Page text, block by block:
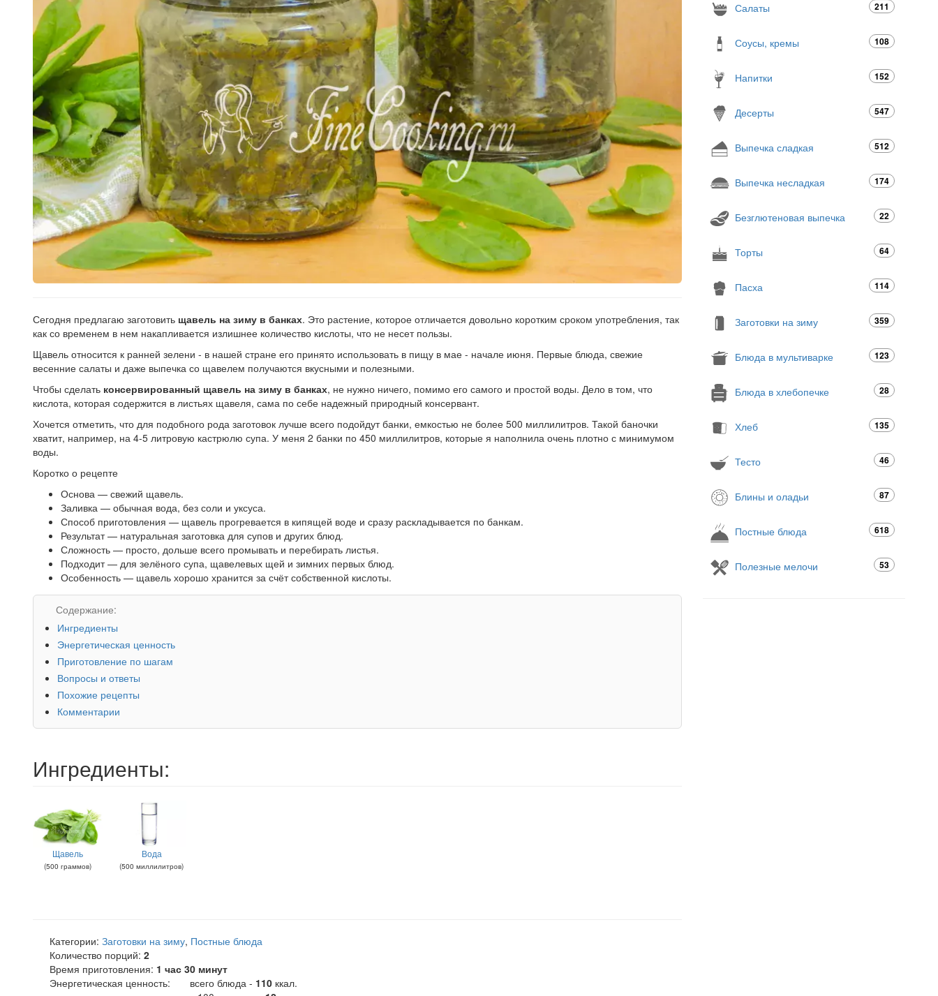
Сегодня предлагаю заготовить щавель на зиму в банках. Это растение, которое отличается довольно коротким сроком употребления, так
как со временем в нем накапливается излишнее количество кислоты, что не несет пользы.
Щавель относится к ранней зелени - в нашей стране его принято использовать в пищу в мае - начале июня. Первые блюда, свежие
весенние салаты и даже выпечка со щавелем получаются вкусными и полезными.
Чтобы сделать консервированный щавель на зиму в банках, не нужно ничего, помимо его самого и простой воды. Дело в том, что
кислота, которая содержится в листьях щавеля, сама по себе надежный природный консервант.
Хочется отметить, что для подобного рода заготовок лучше всего подойдут банки, емкостью не более 500 миллилитров. Такой баночки
хватит, например, на 4-5 литровую кастрюлю супа. У меня 2 банки по 450 миллилитров, которые я наполнила очень плотно с минимумом
воды.
Коротко о рецепте
Основа — свежий щавель.
Заливка — обычная вода, без соли и уксуса.
Способ приготовления — щавель прогревается в кипящей воде и сразу раскладывается по банкам.
Результат — натуральная заготовка для супов и других блюд.
Сложность — просто, дольше всего промывать и перебирать листья.
Подходит — для зелёного супа, щавелевых щей и зимних первых блюд.
Особенность — щавель хорошо хранится за счёт собственной кислоты.
Содержание:
Ингредиенты
Энергетическая ценность
Приготовление по шагам
Вопросы и ответы
Похожие рецепты
Комментарии
Ингредиенты:
Щавель
(500 граммов)
Вода
(500 миллилитров)
Категории: Заготовки на зиму, Постные блюда
Количество порций: 2
Время приготовления: 1 час 30 минут
Энергетическая ценность:
всего блюда - 110 ккал.
Салаты 211
Соусы, кремы 108
Напитки 152
Десерты 547
Выпечка сладкая 512
Выпечка несладкая 174
Безглютеновая выпечка 22
Торты 64
Пасха 114
Заготовки на зиму 359
Блюда в мультиварке 123
Блюда в хлебопечке 28
Хлеб 135
Тесто 46
Блины и оладьи 87
Постные блюда 618
Полезные мелочи 53